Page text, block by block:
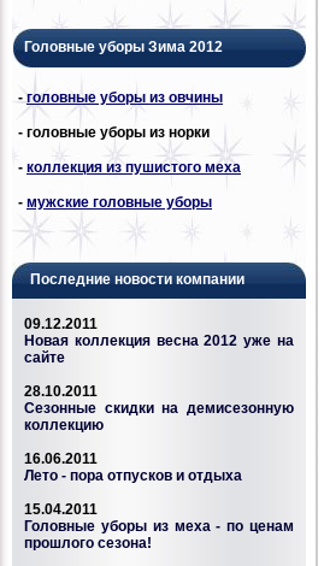
Головные уборы Зима 2012
-головные уборы из овчины
- головные уборы из норки
- коллекция из пушистого меха
- мужские головные уборы
Последние новости компании
09.12.2011
Новая коллекция весна 2012 уже на
сайте
28.10.2011
Сезонные скидки на демисезонную
коллекцию
16.06.2011
Лето - пора отпусков и отдыха
15.04.2011
Головные уборы из меха - по ценам
прошлого сезона!